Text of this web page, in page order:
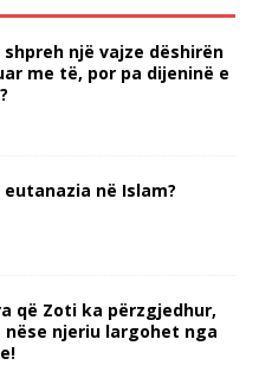
një vajze dëshirën
me të, por pa dijeninë e
në Islam?
që Zoti ka përzgjedhur,
nëse njeriu largohet nga